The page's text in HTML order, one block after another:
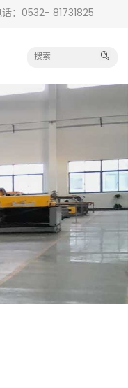
话：0532- 81731825